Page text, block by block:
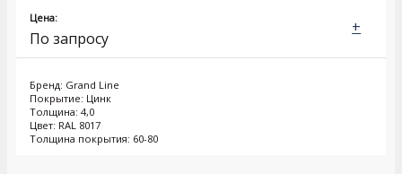
Цена:
По запросу
Бренд: Grand Line
Покрытие: Цинк
Толщина: 4,0
Цвет: RAL 8017
Толщина покрытия: 60-80
+